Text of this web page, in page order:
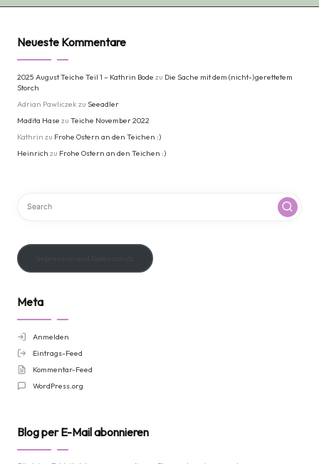
Neueste Kommentare
2025 August Teiche Teil 1 – Kathrin Bode zu Die Sache mit dem (nicht-)gerettetem
Storch
Adrian Pawliczek zu Seeadler
Madita Hase zu Teiche November 2022
Kathrin zu Frohe Ostern an den Teichen :)
Heinrich zu Frohe Ostern an den Teichen :)
Meta
Anmelden
Eintrags-Feed
Kommentar-Feed
WordPress.org
Blog per E-Mail abonnieren